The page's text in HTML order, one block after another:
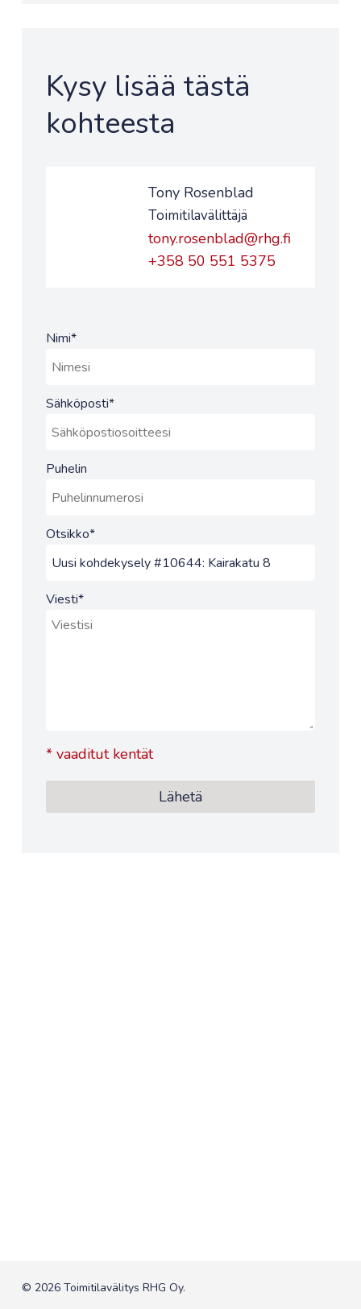
Kysy lisää tästä
kohteesta
Tony Rosenblad
Toimitilavälittäjä
tony.rosenblad@rhg.fi
+358 50 551 5375
Nimi*
Sähköposti*
Puhelin
Otsikko*
Viesti*
*vaaditut kentät
© 2026 Toimitilavälitys RHG Oy.